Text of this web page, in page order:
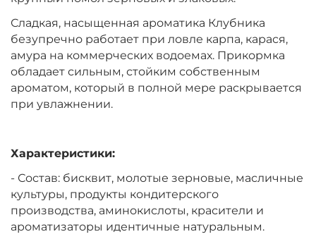
Сладкая, насыщенная ароматика Клубника
безупречно работает при ловле карпа, карася,
амура на коммерческих водоемах. Прикормка
обладает сильным, стойким собственным
ароматом, который в полной мере раскрывается
при увлажнении.
Характеристики:
- Состав: бисквит, молотые зерновые, масличные
культуры, продукты кондитерского
производства, аминокислоты, красители и
ароматизаторы идентичные натуральным.